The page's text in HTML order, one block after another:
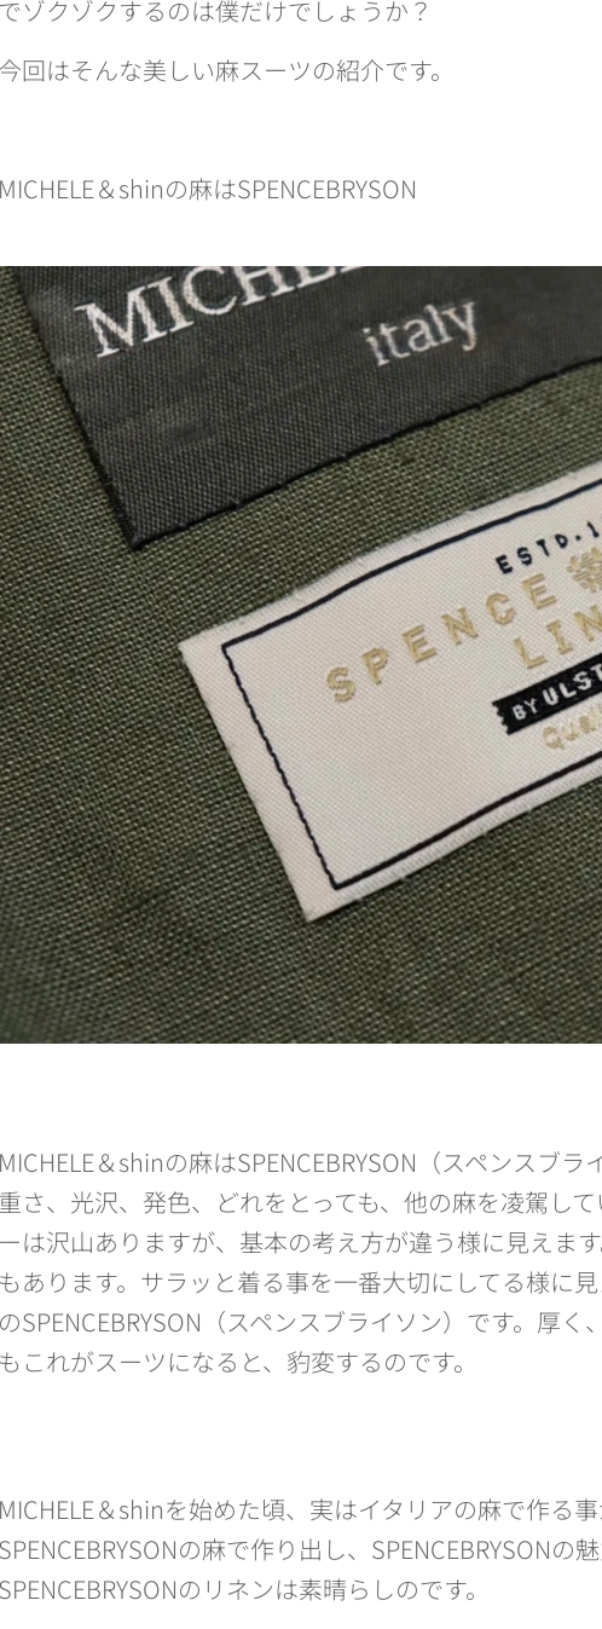
でゾクゾクするのは僕だけでしょうか？
今回はそんな美しい麻スーツの紹介です。
MICHELE＆shinの麻はSPENCEBRYSON
MICHELE＆shinの麻はSPENCEBRYSON（スペンスブ
重さ、光沢、発色、どれをとっても、他の麻を凌駕し
ーは沢山ありますが、基本の考え方が違う様に見えま
もあります。サラッと着る事を一番大切にしてる様に
のSPENCEBRYSON（スペンスブライソン）です。厚
もこれがスーツになると、豹変するのです。
MICHELE＆shinを始めた頃、実はイタリアの麻で作る
SPENCEBRYSONの麻で作り出し、SPENCEBRYSON
SPENCEBRYSONのリネンは素晴らしのです。